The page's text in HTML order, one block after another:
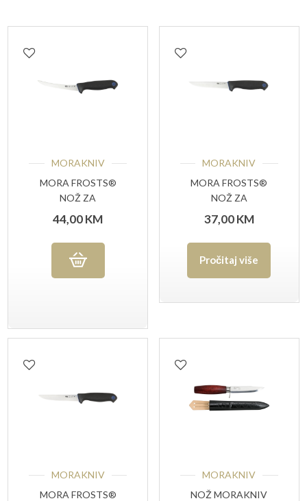
MORAKNIV
MORA FROSTS®
NOŽ ZA
OTKOŠTAVANJE
ZAKRIVLJENI 9154
PG
44,00KM
MORAKNIV
MORA FROSTS®
NOŽ ZA
OTKOŠTAVANJE
7153PG
37,00KM
Pročitaj više
MORAKNIV
MORA FROSTS®
MORAKNIV
NOŽ MORAKNIV